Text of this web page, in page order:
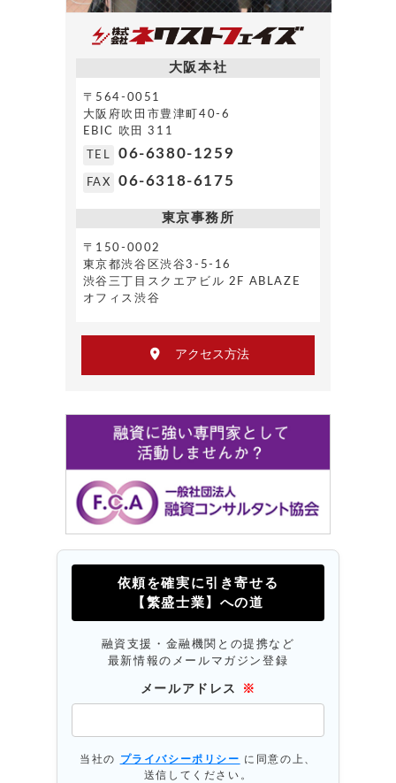
大阪本社
〒564-0051
大阪府吹田市豊津町40-6
EBIC 吹田 311
TEL 06-6380-1259
FAX 06-6318-6175
東京事務所
〒150-0002
東京都渋谷区渋谷3-5-16
渋谷三丁目スクエアビル 2F ABLAZE
オフィス渋谷
アクセス方法
依頼を確実に引き寄せる
【繁盛士業】への道
融資支援・金融機関との提携など
最新情報のメールマガジン登録
メールアドレス ※
当社の プライバシーポリシー に同意の上、
送信してください。